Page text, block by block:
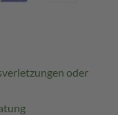
oder